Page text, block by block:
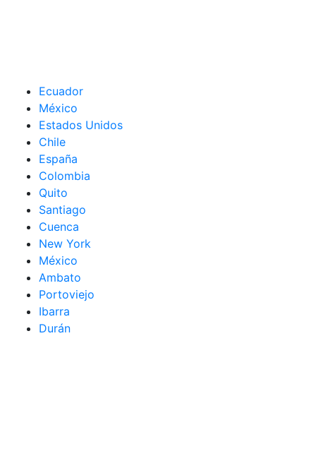
Ecuador
México
Estados Unidos
Chile
España
Colombia
Quito
Santiago
Cuenca
New York
México
Ambato
Portoviejo
Ibarra
Durán